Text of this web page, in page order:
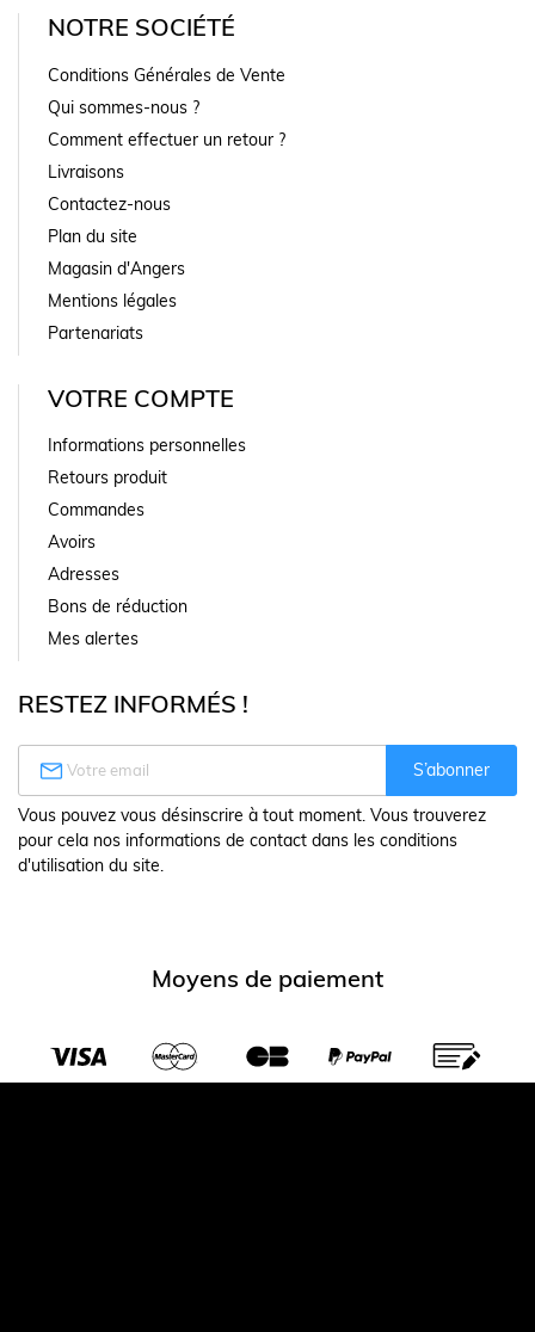
NOTRE SOCIÉTÉ
Conditions Générales de Vente
Qui sommes-nous ?
Comment effectuer un retour ?
Livraisons
Contactez-nous
Plan du site
Magasin d'Angers
Mentions légales
Partenariats
VOTRE COMPTE
Informations personnelles
Retours produit
Commandes
Avoirs
Adresses
Bons de réduction
Mes alertes
RESTEZ INFORMÉS !
 S’abonner
Vous pouvez vous désinscrire à tout moment. Vous trouverez
pour cela nos informations de contact dans les conditions
d'utilisation du site.
Moyens de paiement